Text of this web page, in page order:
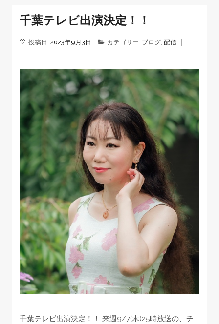
千葉テレビ出演決定！！
投稿日: 2023年9月3日 カテゴリー: ブログ, 配信
千葉テレビ出演決定！！ 来週9/7(木)25時放送の、チ